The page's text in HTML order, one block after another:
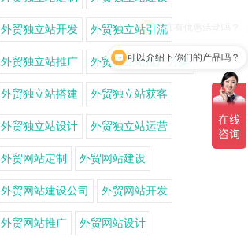
外贸独立站开发 外贸独立站引流
外贸独立站推广 外贸独立站推广方案
外贸独立站搭建 外贸独立站获客
外贸独立站设计 外贸独立站运营
外贸网站定制 外贸网站建设
外贸网站建设公司 外贸网站开发
外贸网站推广 外贸网站设计
可以介绍下你们的产品吗？